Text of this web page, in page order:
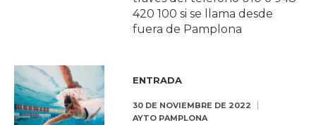
420 100 si se llama desde
fuera de Pamplona
ENTRADA
30 DE NOVIEMBRE DE 2022
AYTO PAMPLONA